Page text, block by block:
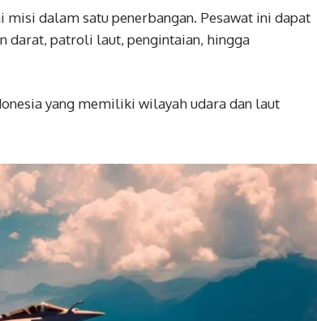
dalam satu penerbangan. Pesawat ini dapat
darat, patroli laut, pengintaian, hingga
yang memiliki wilayah udara dan laut